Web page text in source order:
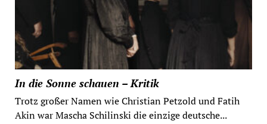
In die Sonne schauen – Kritik
Trotz großer Namen wie Christian Petzold und Fatih
Akin war Mascha Schilinski die einzige deutsche...